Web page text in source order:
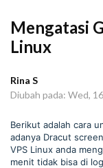
Mengatasi
Linux
Rina S
Diubah pada: Wed,
Berikut adalah cara
adanya Dracut
VPS Linux anda
menit tidak bisa di